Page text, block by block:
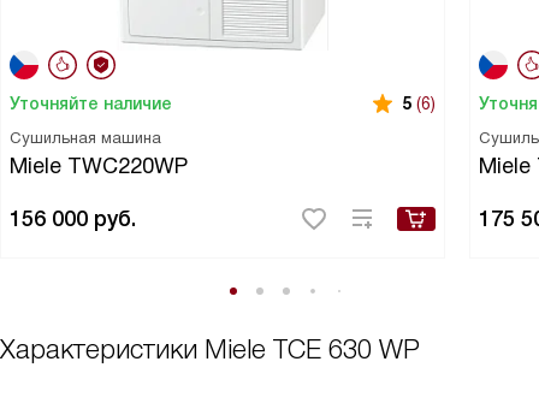
Уточняйте наличие 5 (6)
Сушильная машина
Miele TWC220WP
156 000 руб.
Miele
175
Характеристики Miele TCE 630 WP